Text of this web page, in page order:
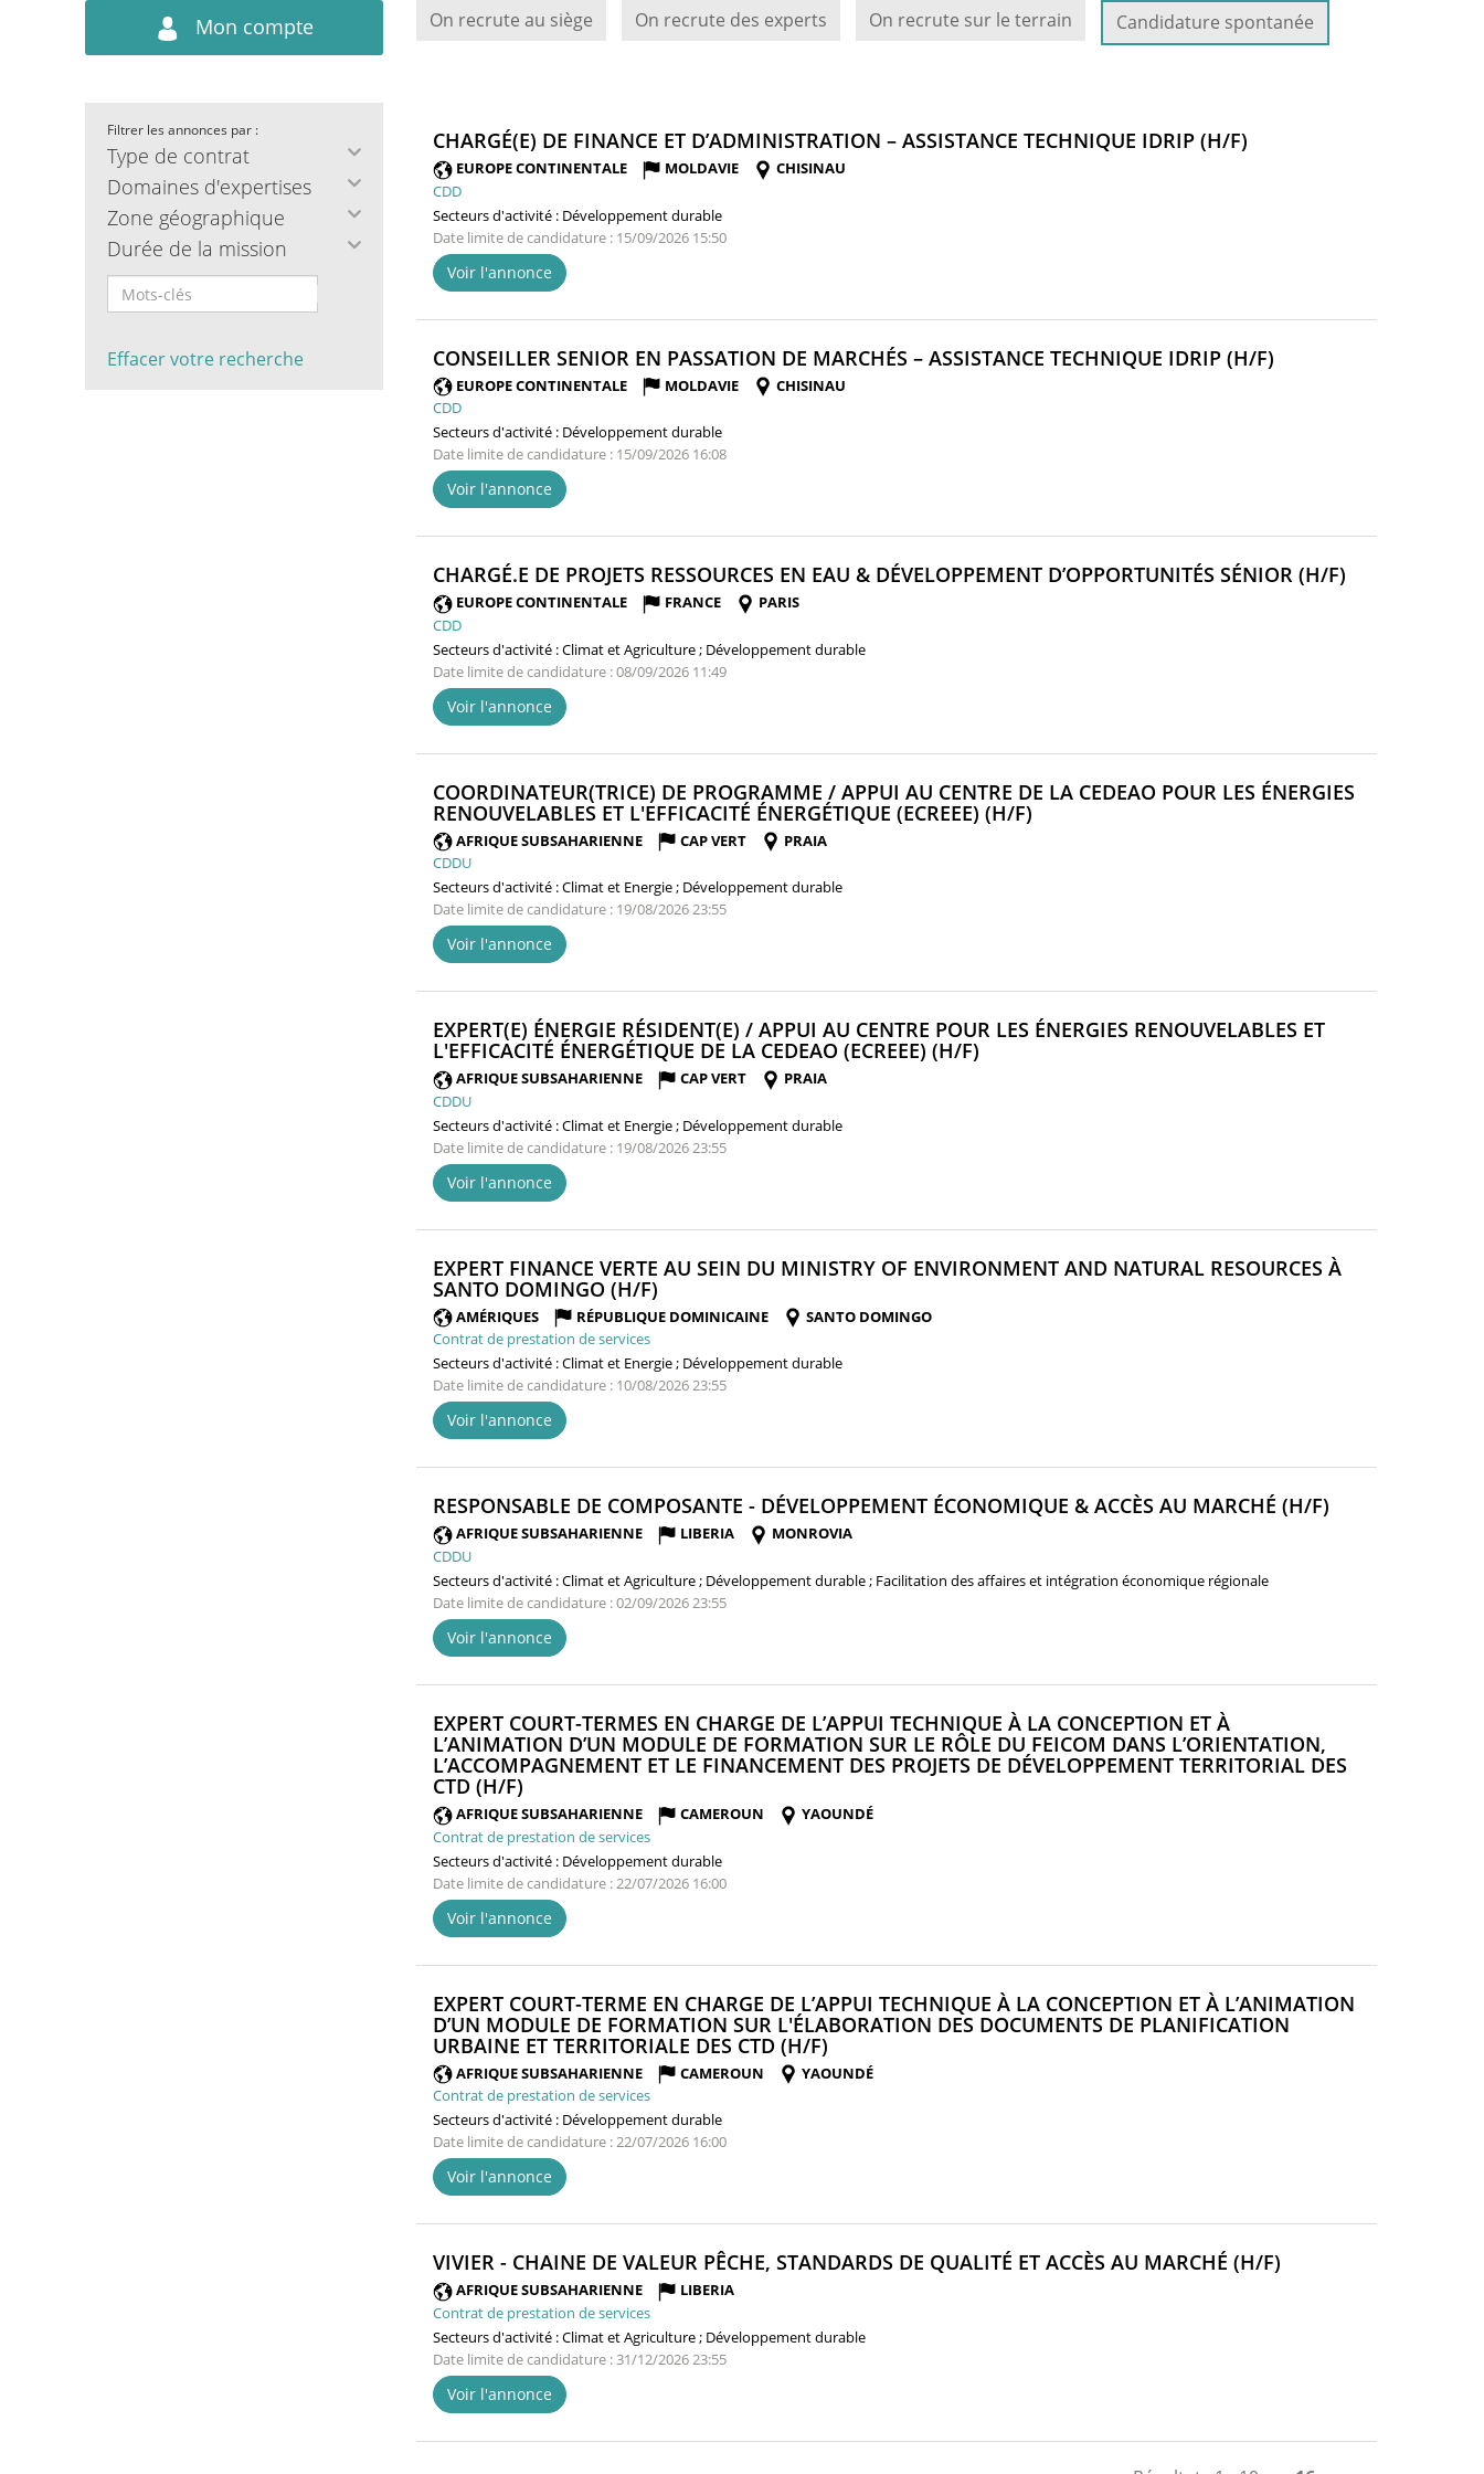
Mon compte On recrute au siège On recrute des experts On recrute sur le terrain Candidature spontanée
Filtrer les annonces par :
Type de contrat
Domaines d'expertises
Zone géographique
Durée de la mission
Effacer votre recherche
CHARGÉ(E) DE FINANCE ET D’ADMINISTRATION – ASSISTANCE TECHNIQUE IDRIP (H/F)
EUROPE CONTINENTALE MOLDAVIE
CHISINAU
CDD
Secteurs d'activité : Développement durable
Date limite de candidature : 15/09/2026 15:50
Voir l'annonce
CONSEILLER SENIOR EN PASSATION DE MARCHÉS – ASSISTANCE TECHNIQUE IDRIP (H/F)
EUROPE CONTINENTALE MOLDAVIE
CHISINAU
CDD
Secteurs d'activité : Développement durable
Date limite de candidature : 15/09/2026 16:08
Voir l'annonce
CHARGÉ.E DE PROJETS RESSOURCES EN EAU & DÉVELOPPEMENT D’OPPORTUNITÉS SÉNIOR (H/F)
EUROPE CONTINENTALE FRANCE
PARIS
CDD
Secteurs d'activité :Climat et Agriculture ; Développement durable
Date limite de candidature : 08/09/2026 11:49
Voir l'annonce
COORDINATEUR(TRICE) DE PROGRAMME / APPUI AU CENTRE DE LA CEDEAO POUR LES ÉNERGIES
RENOUVELABLES ET L'EFFICACITÉ ÉNERGÉTIQUE (ECREEE) (H/F)
AFRIQUE SUBSAHARIENNE CAP VERT
PRAIA
CDDU
Secteurs d'activité :Climat et Energie ; Développement durable
Date limite de candidature : 19/08/2026 23:55
Voir l'annonce
EXPERT(E) ÉNERGIE RÉSIDENT(E) / APPUI AU CENTRE POUR LES ÉNERGIES RENOUVELABLES ET
L'EFFICACITÉ ÉNERGÉTIQUE DE LA CEDEAO (ECREEE) (H/F)
AFRIQUE SUBSAHARIENNE CAP VERT
PRAIA
CDDU
Secteurs d'activité :Climat et Energie ; Développement durable
Date limite de candidature : 19/08/2026 23:55
Voir l'annonce
EXPERT FINANCE VERTE AU SEIN DU MINISTRY OF ENVIRONMENT AND NATURAL RESOURCES À
SANTO DOMINGO (H/F)
FENÊTRE)
AMÉRIQUES RÉPUBLIQUE DOMINICAINE
SANTO DOMINGO
Contrat de prestation de services
Secteurs d'activité :Climat et Energie ; Développement durable
Date limite de candidature : 10/08/2026 23:55
Voir l'annonce
RESPONSABLE DE COMPOSANTE - DÉVELOPPEMENT ÉCONOMIQUE & ACCÈS AU MARCHÉ (H/F)
AFRIQUE SUBSAHARIENNE LIBERIA
MONROVIA
CDDU
Secteurs d'activité :Climat et Agriculture ; Développement durable ; Facilitation des affaires et intégration économique régionale
Date limite de candidature : 02/09/2026 23:55
Voir l'annonce
EXPERT COURT-TERMES EN CHARGE DE L’APPUI TECHNIQUE À LA CONCEPTION ET À
L’ANIMATION D’UN MODULE DE FORMATION SUR LE RÔLE DU FEICOM DANS L’ORIENTATION,
L’ACCOMPAGNEMENT ET LE FINANCEMENT DES PROJETS DE DÉVELOPPEMENT TERRITORIAL DES
CTD (H/F)
FENÊTRE)
AFRIQUE SUBSAHARIENNE CAMEROUN
YAOUNDÉ
Contrat de prestation de services
Secteurs d'activité : Développement durable
Date limite de candidature : 22/07/2026 16:00
Voir l'annonce
EXPERT COURT-TERME EN CHARGE DE L’APPUI TECHNIQUE À LA CONCEPTION ET À L’ANIMATION
D’UN MODULE DE FORMATION SUR L'ÉLABORATION DES DOCUMENTS DE PLANIFICATION
URBAINE ET TERRITORIALE DES CTD (H/F)
FENÊTRE)
AFRIQUE SUBSAHARIENNE CAMEROUN
YAOUNDÉ
Contrat de prestation de services
Secteurs d'activité : Développement durable
Date limite de candidature : 22/07/2026 16:00
Voir l'annonce
VIVIER - CHAINE DE VALEUR PÊCHE, STANDARDS DE QUALITÉ ET ACCÈS AU MARCHÉ (H/F)
AFRIQUE SUBSAHARIENNE
LIBERIA
Contrat de prestation de services
Secteurs d'activité :Climat et Agriculture ; Développement durable
Date limite de candidature : 31/12/2026 23:55
Voir l'annonce